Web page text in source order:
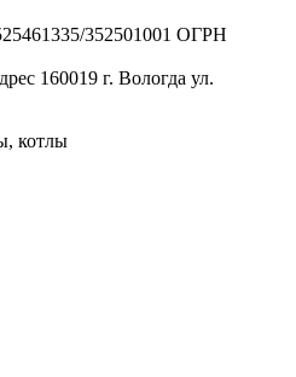
352501001 ОГРН
160019 г. Вологда ул.
котлы